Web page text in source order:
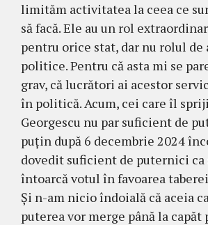
limităm activitatea la ceea ce
să facă. Ele au un rol
pentru orice stat, dar nu rolul de
politice. Pentru că asta mi se
grav, că lucrători ai acestor
în politică. Acum, cei care îl
Georgescu nu par suficient de
puțin după 6 decembrie 2024
dovedit suficient de puternici ca
întoarcă votul în favoarea taberei
Și n-am nicio îndoială că aceia
puterea vor merge până la capăt